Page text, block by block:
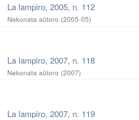
La lampiro, 2005, n. 112
Nekonata aŭtoro (2005-05)
La lampiro, 2007, n. 118
Nekonata aŭtoro (2007)
La lampiro, 2007, n. 119